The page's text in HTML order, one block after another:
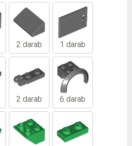
2 darab 1 darab
2 darab 6 darab